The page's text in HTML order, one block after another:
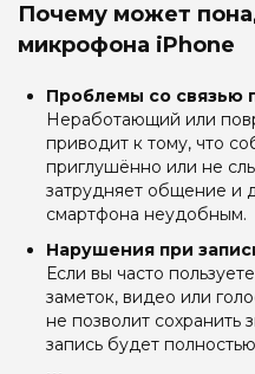
Почему может
микрофона iPhone
Проблемы со связью
Неработающий или
приводит к тому, что
приглушённо или не
затрудняет общение и
смартфона неудобным.
Нарушения при
Если вы часто
заметок, видео или
не позволит сохранить
запись будет